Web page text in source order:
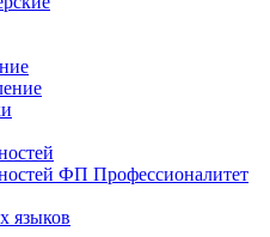
ФП Профессионалитет
языков